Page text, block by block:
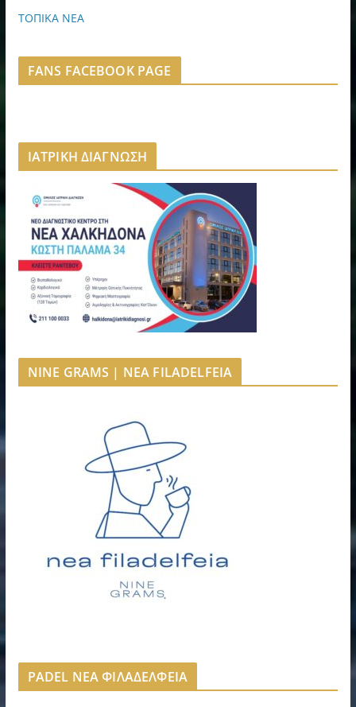
ΤΟΠΙΚΑ ΝΕΑ
FANS FACEBOOK PAGE
ΙΑΤΡΙΚΗ ΔΙΑΓΝΩΣΗ
NINE GRAMS | NEA FILADELFEIA
PADEL ΝΕΑ ΦΙΛΑΔΕΛΦΕΙΑ